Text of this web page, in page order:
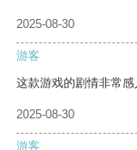
2025-08-30
游客
这款游戏的剧情非常感
2025-08-30
游客